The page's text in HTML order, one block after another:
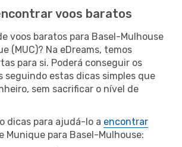
voos baratos
voos baratos para Basel-Mulhouse
(MUC)? Na eDreams, temos
para si. Poderá conseguir os
seguindo estas dicas simples que
sem sacrificar o nível de
dicas para ajudá-lo a encontrar
Munique para Basel-Mulhouse: